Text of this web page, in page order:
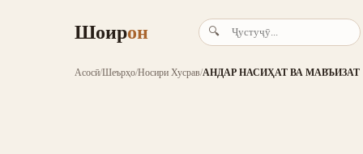
Шоирон 🔍
Асосӣ/Шеърҳо/Носири Хусрав/АНДАР НАСИҲАТ ВА МАВЪИЗАТ